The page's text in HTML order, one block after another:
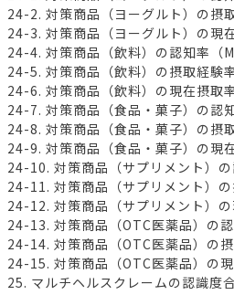
24-2. 対策商品（ヨーグルト）の摂
24-3. 対策商品（ヨーグルト）の現
24-4. 対策商品（飲料）の認知率（
24-5. 対策商品（飲料）の摂取経験率
24-6. 対策商品（飲料）の現在摂取率
24-7. 対策商品（食品・菓子）の認知
24-8. 対策商品（食品・菓子）の摂
24-9. 対策商品（食品・菓子）の現
24-10. 対策商品（サプリメント）の
24-11. 対策商品（サプリメント）の
24-12. 対策商品（サプリメント）の
24-13. 対策商品（OTC医薬品）の認
24-14. 対策商品（OTC医薬品）の摂
24-15. 対策商品（OTC医薬品）の現
25. マルチヘルスクレームの認識度合